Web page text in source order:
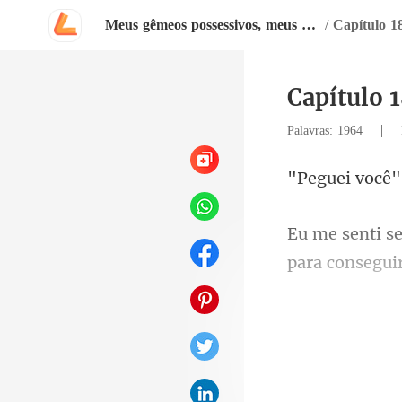
Meus gêmeos possessivos, meus companheiros / Capítulo
Capítulo
Palavras: 1964 |
pa